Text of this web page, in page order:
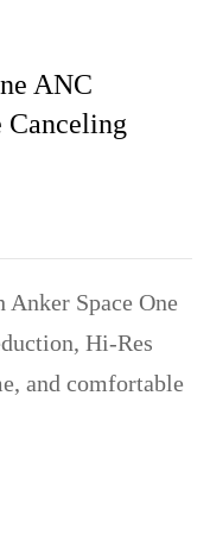
ANC
Canceling
Space One
Hi-Res
and comfortable